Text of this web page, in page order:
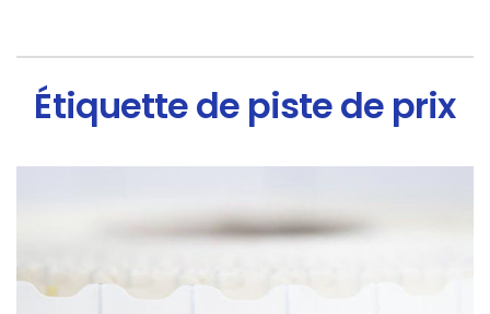
Étiquette de piste de prix